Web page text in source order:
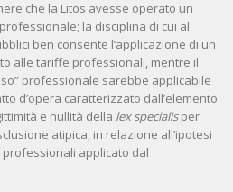
che la Litos avesse operato un
la disciplina di cui al
ben consente l’applicazione di un
alle tariffe professionali, mentre il
professionale sarebbe applicabile
d’opera caratterizzato dall’elemento
e nullità della lex specialisper
atipica, in relazione all’ipotesi
applicato dal